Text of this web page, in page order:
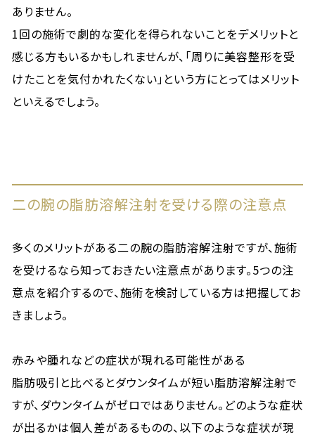
ありません。
1回の施術で劇的な変化を得られないことをデメリットと
感じる方もいるかもしれませんが、「周りに美容整形を受
けたことを気付かれたくない」という方にとってはメリット
といえるでしょう。
二の腕の脂肪溶解注射を受ける際の注意点
多くのメリットがある二の腕の脂肪溶解注射ですが、施術
を受けるなら知っておきたい注意点があります。5つの注
意点を紹介するので、施術を検討している方は把握してお
きましょう。
赤みや腫れなどの症状が現れる可能性がある
脂肪吸引と比べるとダウンタイムが短い脂肪溶解注射で
すが、ダウンタイムがゼロではありません。どのような症状
が出るかは個人差があるものの、以下のような症状が現